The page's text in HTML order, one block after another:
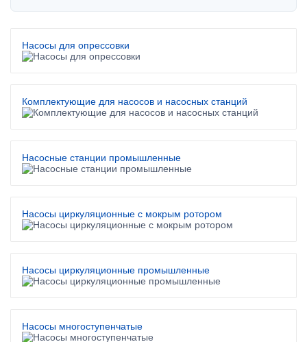
Насосы для опрессовки
Комплектующие для насосов и насосных станций
Насосные станции промышленные
Насосы циркуляционные с мокрым ротором
Насосы циркуляционные промышленные
Насосы многоступенчатые